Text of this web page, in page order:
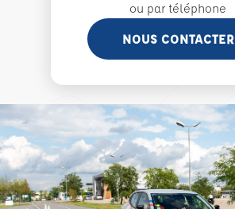
ou par téléphone
NOUS CONTACTER